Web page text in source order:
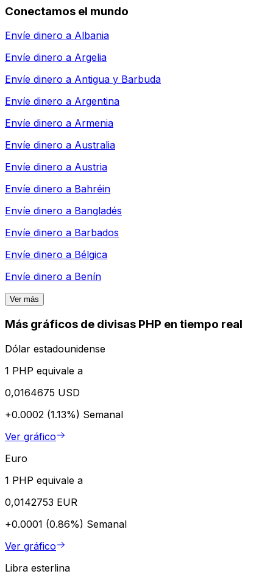
Conectamos el mundo
Envíe dinero a Albania
Envíe dinero a Argelia
Envíe dinero a Antigua y Barbuda
Envíe dinero a Argentina
Envíe dinero a Armenia
Envíe dinero a Australia
Envíe dinero a Austria
Envíe dinero a Bahréin
Envíe dinero a Bangladés
Envíe dinero a Barbados
Envíe dinero a Bélgica
Envíe dinero a Benín
Ver más
Más gráficos de divisas PHP en tiempo real
Dólar estadounidense
1 PHP equivale a
0,0164675 USD
+0.0002 (1.13%) Semanal
Ver gráfico
Euro
1 PHP equivale a
0,0142753 EUR
+0.0001 (0.86%) Semanal
Ver gráfico
Libra esterlina